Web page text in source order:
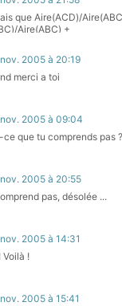
que Aire(ACD)/
Aire(ABC) +
le 1+... 2/ est tout-à-fait
3/ Tu chercheras en
1/ doit servir quelque
2005 à 20:19
merci a toi
2005 à 09:04
que tu comprends pas ?
2005 à 20:55
pas, désolée ...
2005 à 14:31
Voilà !
2005 à 15:41